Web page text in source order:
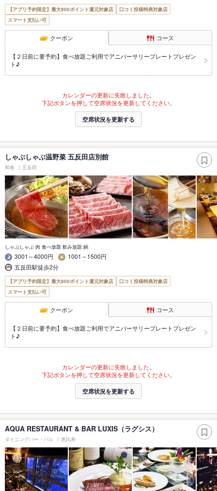
【アプリ予約限定】最大800ポイント還元対象店
口コミ投稿特典対象店
スマート支払い可
クーポン コース
【２日前に要予約】食べ放題ご利用でアニバーサリープレートプレゼン
ト♪
カレンダーの更新に失敗しました。
下記ボタンを押して空席状況を更新してください。
空席状況を更新する
しゃぶしゃぶ温野菜 五反田店別館
和食 五反田
しゃぶしゃぶ 肉 食べ放題 飲み放題 鍋
3001～4000円
1001～1500円
五反田駅徒歩2分
【アプリ予約限定】最大800ポイント還元対象店
口コミ投稿特典対象店
スマート支払い可
クーポン コース
【２日前に要予約】食べ放題ご利用でアニバーサリープレートプレゼン
ト♪
カレンダーの更新に失敗しました。
下記ボタンを押して空席状況を更新してください。
空席状況を更新する
AQUA RESTAURANT & BAR LUXIS（ラグシス）
ダイニングバー・バル 恵比寿